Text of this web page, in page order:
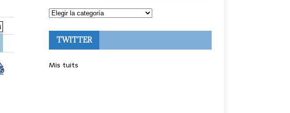
TWITTER
Mis tuits